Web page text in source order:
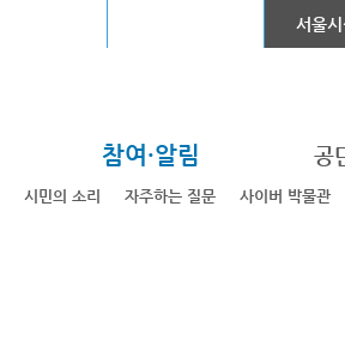
서울
참여·알림
시민의 소리 자주하는 질문 사이버 박물관
공